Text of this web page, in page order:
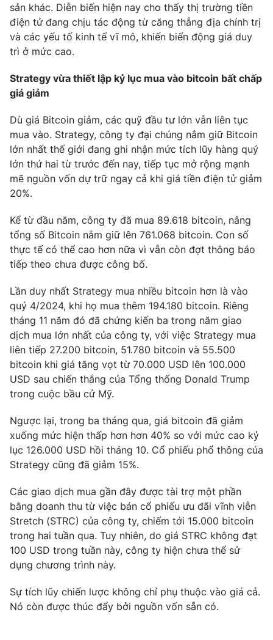
VTV4 Vươn mình bằng AI
VTV9
Liên hệ tòa soạn English
THỜI BÁO VTV
Cơ quan chủ quản: Đài Truyền hình Việt Nam
Cơ quan báo chí: Thời báo VTV
cấp ngày 29/12/2023
Tổng Biên tập:Vũ Thanh Thủy
Phó Tổng Biên tập: Nguyễn Thị Mỹ Hạnh, Phạm Quốc Thắng,
Nguyễn Trọng Ninh
Tổng đài VTV:024.38 355 931 - 024.38 355 932
Ðiện thoại Thời báo VTV: 024.66 897 897
Email: toasoan@vtv.vn
thuận bằng văn bản. Ghi rõ nguồn VTV.vn khi phát hành lại
thông tin từ website này.
sản khác. Diễn biến hiện nay cho thấy thị trường tiền
điện tử đang chịu tác động từ căng thẳng địa chính trị
và các yếu tố kinh tế vĩ mô, khiến biến động giá duy
trì ở mức cao.
Strategy vừa thiết lập kỷ lục mua vào bitcoin bất chấp
giá giảm
Dù giá Bitcoin giảm, các quỹ đầu tư lớn vẫn liên tục
mua vào. Strategy, công ty đại chúng nắm giữ Bitcoin
lớn nhất thế giới đang ghi nhận mức tích lũy hàng quý
lớn thứ hai từ trước đến nay, tiếp tục mở rộng mạnh
mẽ nguồn vốn dự trữ ngay cả khi giá tiền điện tử giảm
20%.
Kể từ đầu năm, công ty đã mua 89.618 bitcoin, nâng
tổng số Bitcoin nắm giữ lên 761.068 bitcoin. Con số
thực tế có thể cao hơn nữa vì vẫn còn đợt thông báo
tiếp theo chưa được công bố.
Lần duy nhất Strategy mua nhiều bitcoin hơn là vào
quý 4/2024, khi họ mua thêm 194.180 bitcoin. Riêng
tháng 11 năm đó đã chứng kiến ba trong năm giao
dịch mua lớn nhất của công ty, với việc Strategy mua
liên tiếp 27.200 bitcoin, 51.780 bitcoin và 55.500
bitcoin khi giá tăng vọt từ 70.000 USD lên 100.000
USD sau chiến thắng của Tổng thống Donald Trump
trong cuộc bầu cử Mỹ.
Ngược lại, trong ba tháng qua, giá bitcoin đã giảm
xuống mức hiện thấp hơn hơn 40% so với mức cao kỷ
lục 126.000 USD hồi tháng 10. Cổ phiếu phổ thông của
Strategy cũng đã giảm 15%.
Các giao dịch mua gần đây được tài trợ một phần
bằng doanh thu từ việc bán cổ phiếu ưu đãi vĩnh viễn
Stretch (STRC) của công ty, chiếm tới 15.000 bitcoin
trong hai tuần qua. Tuy nhiên, do giá STRC không đạt
100 USD trong tuần này, công ty hiện chưa thể sử
dụng chương trình này.
Sự tích lũy chiến lược không chỉ phụ thuộc vào giá cả.
Nó còn được thúc đẩy bởi nguồn vốn sẵn có.